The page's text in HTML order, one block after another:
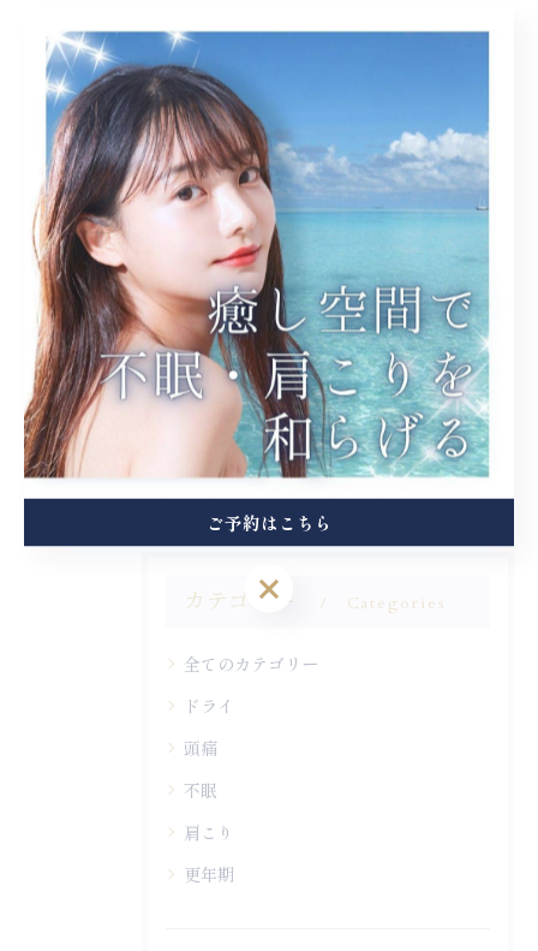
福岡市でヘッドスパなら、「GRANDBLUE／ドライヘ
ッドスパサロン」へ！ 福岡県福岡市の香椎神宮駅より徒
歩5分の女性専用リラクゼーションサロンです。オーダ
ーメイドのアロマで癒されながらドライヘッドスパを楽
しめるお店となっており、不眠やストレス、慢性的な疲
労に悩まれている方にぴったりです。 福岡市エリアでヘ
ッドスパマッサージに興味をお持ちの方は、お気軽にお
問い合わせください！
< 前のページ 一覧に戻る 次のページ >
カテゴリー Categories
全てのカテゴリー
ドライ
頭痛
不眠
肩こり
更年期
ご予約はこちら
ご予約はこちら